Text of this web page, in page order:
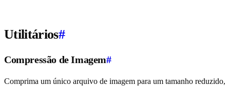
Utilitários#
Compressão de Imagem#
Comprima um único arquivo de imagem para um tamanho reduzido,